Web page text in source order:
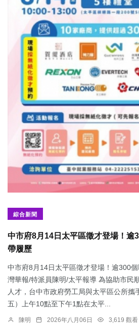
綜合新聞
中市府8月14日太平區徵才登場！逾
帶履歷
中市府8月14日太平區徵才登場！逾300
灣華報/特派員陳明/太平報導 為協助市民
人才，台中市政府勞工局與太平區公所攜
五）上午10點至下午1點在太平...
陳明 2026年八月06日 3,619 觀看